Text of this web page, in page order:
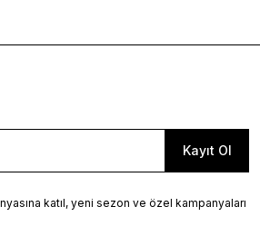
Kayıt Ol
katıl, yeni sezon ve özel kampanyaları